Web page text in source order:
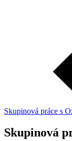
Skupinová práce s
Skupinová